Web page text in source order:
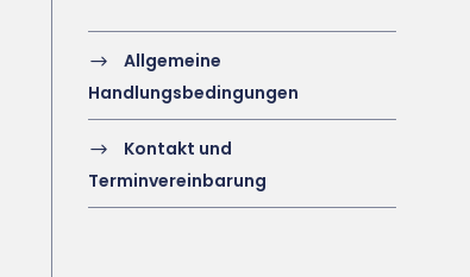
Allgemeine
Handlungsbedingungen
Kontakt und
Terminvereinbarung